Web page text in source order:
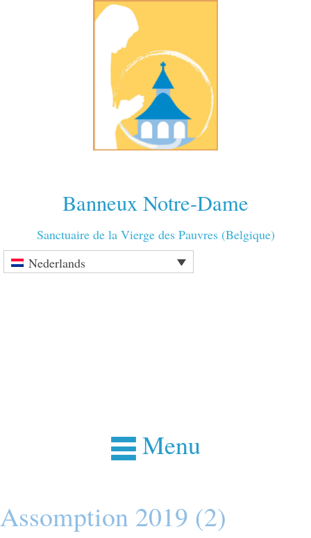
Banneux Notre-Dame
Sanctuaire de la Vierge des Pauvres (Belgique)
Nederlands
Menu
Assomption 2019 (2)